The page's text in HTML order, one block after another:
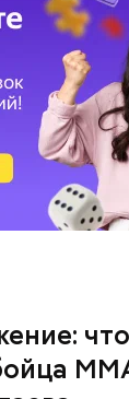
меры к
ГУ МВД
в
уезжала
С